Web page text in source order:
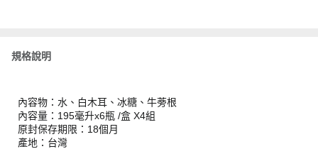
規格說明
內容物：水、白木耳、冰糖、牛蒡根
內容量：195毫升x6瓶 /盒 X4組
原封保存期限：18個月
產地：台灣